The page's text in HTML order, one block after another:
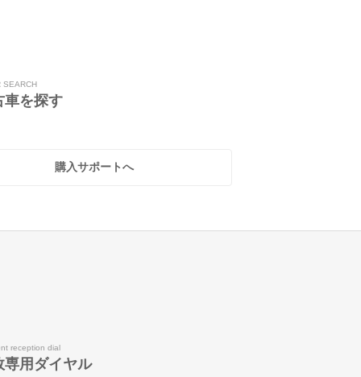
SEARCH
車を探す
購入サポートへ
reception dial
専用ダイヤル